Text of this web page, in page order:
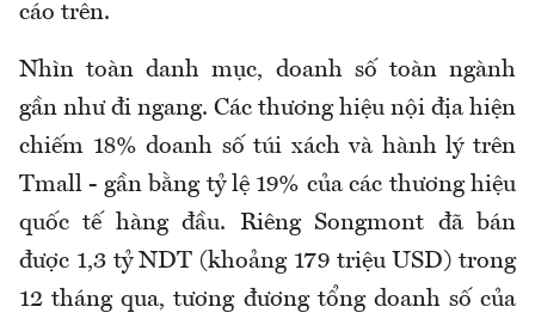
cáo trên.
Nhìn toàn danh mục, doanh số toàn ngành
gần như đi ngang. Các thương hiệu nội địa hiện
chiếm 18% doanh số túi xách và hành lý trên
Tmall - gần bằng tỷ lệ 19% của các thương hiệu
quốc tế hàng đầu. Riêng Songmont đã bán
được 1,3 tỷ NDT (khoảng 179 triệu USD) trong
12 tháng qua, tương đương tổng doanh số của